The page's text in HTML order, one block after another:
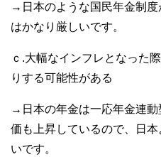
→日本のような国民年金制
はかなり厳しいです。
ｃ.大幅なインフレとなった
りする可能性がある
→日本の年金は一応年金連
価も上昇しているので、日
いです。